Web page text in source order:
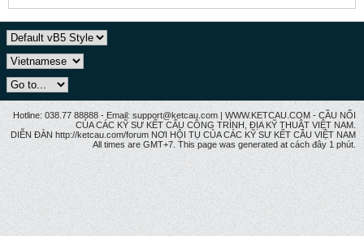
Hotline: 038.77 88888 - Email: support@ketcau.com | WWW.KETCAU.COM - CẦU NỐI
CỦA CÁC KỸ SƯ KẾT CẤU CÔNG TRÌNH, ĐỊA KỸ THUẬT VIỆT NAM.
DIỄN ĐÀN http://ketcau.com/forum NƠI HỘI TỤ CỦA CÁC KỸ SƯ KẾT CÂU VIỆT NAM
All times are GMT+7. This page was generated at cách đây 1 phút.